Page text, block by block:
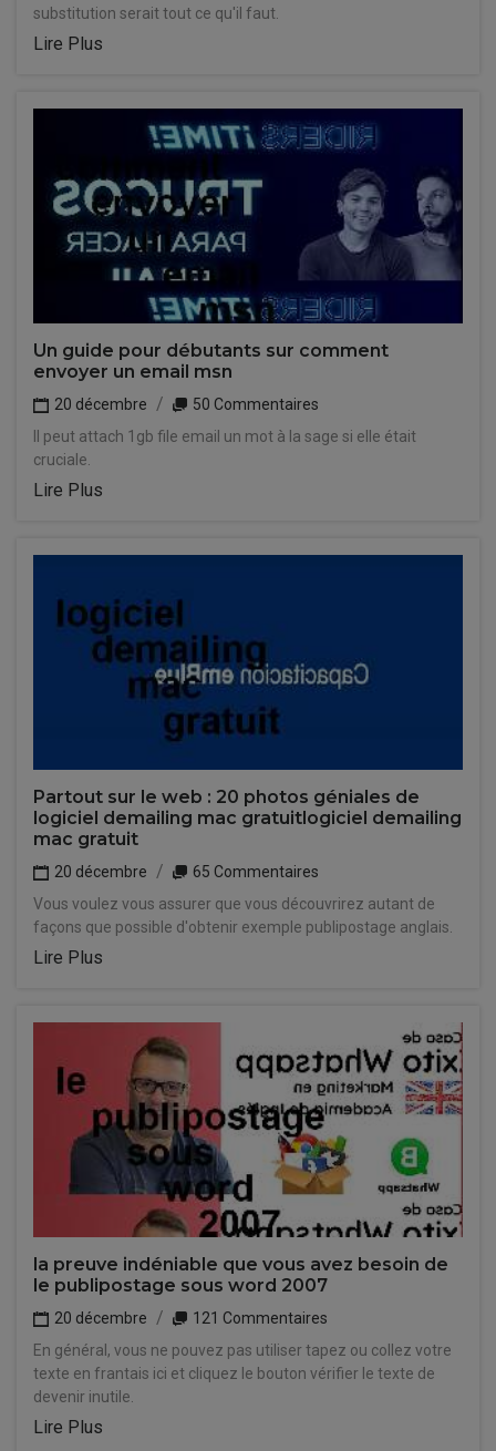
substitution serait tout ce qu'il faut.
Lire Plus
Un guide pour débutants sur comment
envoyer un email msn
20 décembre
50 Commentaires
Il peut attach 1gb file email un mot à la sage si elle était
cruciale.
Lire Plus
Partout sur le web : 20 photos géniales de
logiciel demailing mac gratuitlogiciel demailing
mac gratuit
20 décembre
65 Commentaires
Vous voulez vous assurer que vous découvrirez autant de
façons que possible d'obtenir exemple publipostage anglais.
Lire Plus
la preuve indéniable que vous avez besoin de
le publipostage sous word 2007
20 décembre
121 Commentaires
En général, vous ne pouvez pas utiliser tapez ou collez votre
texte en frantais ici et cliquez le bouton vérifier le texte de
devenir inutile.
Lire Plus